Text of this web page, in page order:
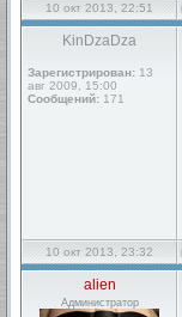
10 окт 2013, 22:51
KinDzaDza
Зарегистрирован: 13
авг 2009, 15:00
Сообщений: 171
10 окт 2013, 23:32
alien
Администратор